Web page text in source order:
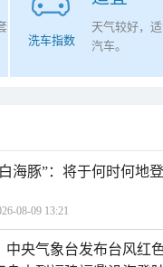
洗车指数
天气较好，
汽车。
海豚”：将于何时何地
08-09 13:21
中央气象台发布台风红